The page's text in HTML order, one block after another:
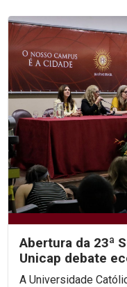
Abertura da 23ª
Unicap debate
hierarquias
A Universidade